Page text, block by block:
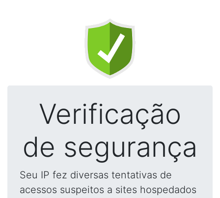
Verificação
de segurança
Seu IP fez diversas tentativas de
acessos suspeitos a sites hospedados